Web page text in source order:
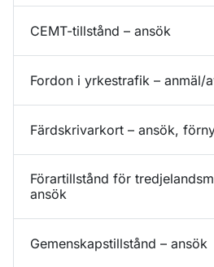
CEMT-tillstånd – ansök
Fordon i yrkestrafik – anmäl/
Färdskrivarkort – ansök,
Förartillstånd för
ansök
Gemenskapstillstånd – ansök